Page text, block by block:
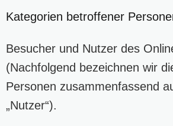
Kategorien betroffener
Besucher und Nutzer des
(Nachfolgend bezeichnen wir
Personen zusammenfassend
„Nutzer“).